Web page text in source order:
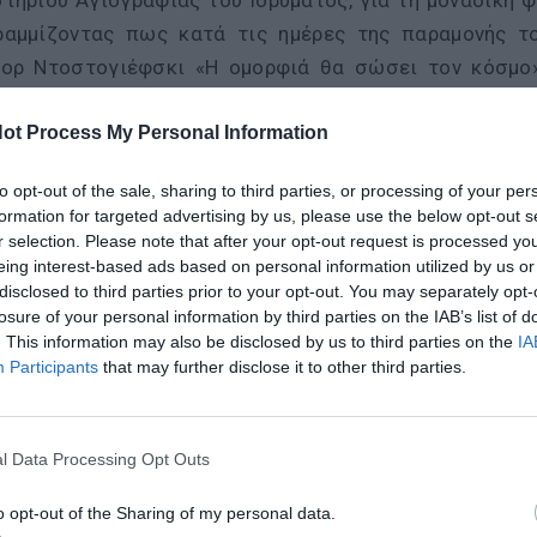
Process My Personal Information
opt-out of the sale, sharing to third parties, or processing of your
for targeted advertising by us, please use the below opt-out
selection. Please note that after your opt-out request is processed
interest-based ads based on personal information utilized by us
to third parties prior to your opt-out. You may separately
of your personal information by third parties on the IAB’s list of
This information may also be disclosed by us to third parties on the
Participants that may further disclose it to other third parties.
Data Processing Opt Outs
opt-out of the Sharing of my personal data.
πως κατά τις ημέρες της παραμονής
Ντοστογιέφσκι «Η ομορφιά θα σώσει τον
τους συνεργάτες του Ιδρύματος, για
του Σεμιναρίου, ευχόμενη να έχουν την
είχαν παράλληλα την ευκαιρία να
όπως την Ιερά Μονή Γωνιάς, τον Ιερό Ναό
τον Ιερό Ναό Αγίου Στεφάνου (Δρακώνα), την
Ηλία (Ακρωτήρι) κ.ά.
this: